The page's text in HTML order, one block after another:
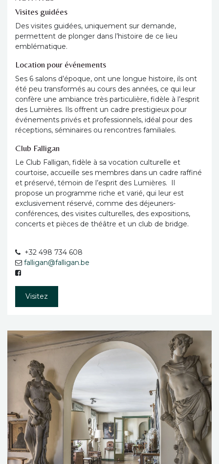
Visites guidées
Des visites guidées, uniquement sur demande,
permettent de plonger dans l’histoire de ce lieu
emblématique.
Location pour événements
Ses 6 salons d’époque, ont une longue histoire, ils ont
été peu transformés au cours des années, ce qui leur
confère une ambiance très particulière, fidèle à l’esprit
des Lumières. Ils offrent un cadre prestigieux pour
événements privés et professionnels, idéal pour des
réceptions, séminaires ou rencontres familiales.
Club Falligan
Le Club Falligan, fidèle à sa vocation culturelle et
courtoise, accueille ses membres dans un cadre raffiné
et préservé, témoin de l’esprit des Lumières. Il
propose un programme riche et varié, qui leur est
exclusivement réservé, comme des déjeuners-
conférences, des visites culturelles, des expositions,
concerts et pièces de théâtre et un club de bridge.
+32 498 734 608
falligan@falligan.be
Visitez